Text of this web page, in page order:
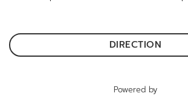
DIRECTION
Powered by